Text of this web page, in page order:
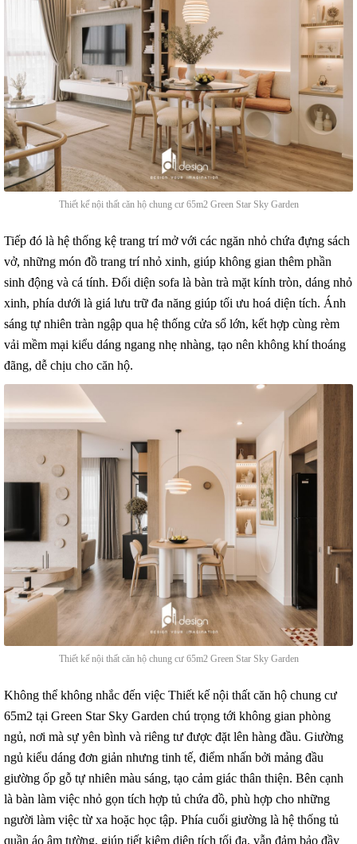
Thiết kế nội thất căn hộ chung cư 65m2 Green Star Sky Garden
Tiếp đó là hệ thống kệ trang trí mở với các ngăn nhỏ chứa đựng sách
vở, những món đồ trang trí nhỏ xinh, giúp không gian thêm phần
sinh động và cá tính. Đối diện sofa là bàn trà mặt kính tròn, dáng nhỏ
xinh, phía dưới là giá lưu trữ đa năng giúp tối ưu hoá diện tích. Ánh
sáng tự nhiên tràn ngập qua hệ thống cửa sổ lớn, kết hợp cùng rèm
vải mềm mại kiểu dáng ngang nhẹ nhàng, tạo nên không khí thoáng
đãng, dễ chịu cho căn hộ.
Thiết kế nội thất căn hộ chung cư 65m2 Green Star Sky Garden
Không thể không nhắc đến việc Thiết kế nội thất căn hộ chung cư
65m2 tại Green Star Sky Garden chú trọng tới không gian phòng
ngủ, nơi mà sự yên bình và riêng tư được đặt lên hàng đầu. Giường
ngủ kiểu dáng đơn giản nhưng tinh tế, điểm nhấn bởi mảng đầu
giường ốp gỗ tự nhiên màu sáng, tạo cảm giác thân thiện. Bên cạnh
là bàn làm việc nhỏ gọn tích hợp tủ chứa đồ, phù hợp cho những
người làm việc từ xa hoặc học tập. Phía cuối giường là hệ thống tủ
quần áo âm tường, giúp tiết kiệm diện tích tối đa, vẫn đảm bảo đầy